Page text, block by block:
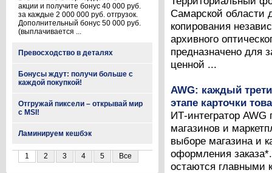
акции и получите бонус 40 000 руб.
за каждые 2 000 000 руб. отгрузок.
Дополнительный бонус 50 000 руб.
(выплачивается ...
Превосходство в деталях
Бонусы ждут: получи больше с
каждой покупкой!
Отгружай пиксели – открывай мир
с MSI!
Ламинируем кешбэк
1 2 3 4 5 Все
Самарской области
копирования
архивного
предназначено для
ценной ...
AWG: каждый
этапе карточки
ИТ-интегратор
магазинов и
выборе магазина и
оформления
остаются главными